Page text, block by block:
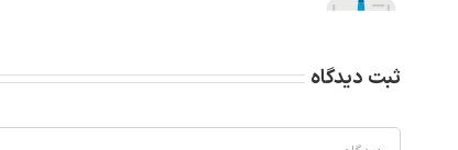
ثبت ديدگاه
Comment